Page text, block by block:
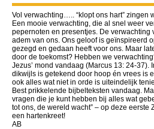
Vol verwachting….. “klopt ons hart” zingen
Een mooie verwachting, die al snel weer
pepernoten en presentjes. De verwachting
adem van ons. Ons geloof is geïnspireerd
gezegd en gedaan heeft voor ons. Maar
door de toekomst? Hebben we
Jezus’ mond vandaag (Marcus 13: 24-37).
dikwijls is getekend door hoop én vrees is
ook alles wat niet in orde is uiteindelijk
Best prikkelende bijbelteksten vandaag.
vragen die je kunt hebben bij alles wat
tot ons, de wereld wacht” – op deze
een hartenkreet!
AB